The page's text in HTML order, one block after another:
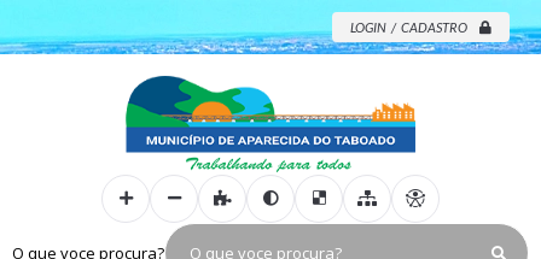
LOGIN / CADASTRO
O que voce procura?